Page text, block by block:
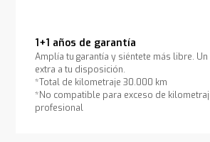
1+1 años de garantía
Amplía tu garantía y siéntete más libre. Un
extra a tu disposición.
*Total de kilometraje 30.000 km
*No compatible para exceso de
profesional